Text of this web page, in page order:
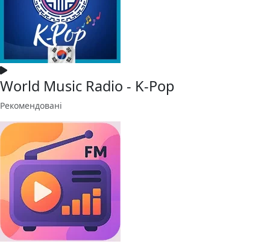
World Music Radio - K-Pop
Рекомендовані